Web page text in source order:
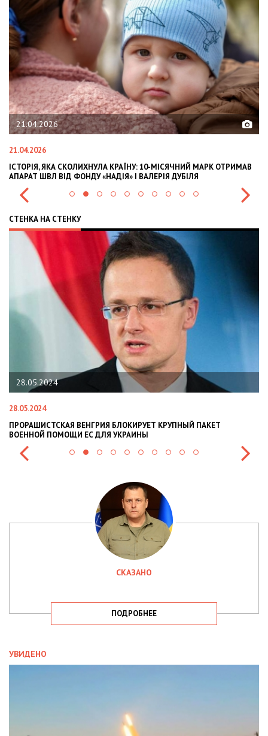
21.04.2026
21.04.2026
ІСТОРІЯ, ЯКА СКОЛИХНУЛА КРАЇНУ: 10-МІСЯЧНИЙ МАРК ОТРИМАВ
АПАРАТ ШВЛ ВІД ФОНДУ «НАДІЯ» І ВАЛЕРІЯ ДУБІЛЯ
СТЕНКА НА СТЕНКУ
28.05.2024
28.05.2024
ПРОРАШИСТСКАЯ ВЕНГРИЯ БЛОКИРУЕТ КРУПНЫЙ ПАКЕТ
ВОЕННОЙ ПОМОЩИ ЕС ДЛЯ УКРАИНЫ
СКАЗАНО
ПОДРОБНЕЕ
УВИДЕНО